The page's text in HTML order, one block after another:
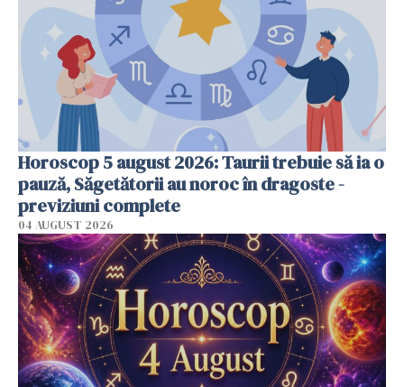
Horoscop 5 august 2026: Taurii trebuie să ia o
pauză, Săgetătorii au noroc în dragoste -
previziuni complete
04 AUGUST 2026